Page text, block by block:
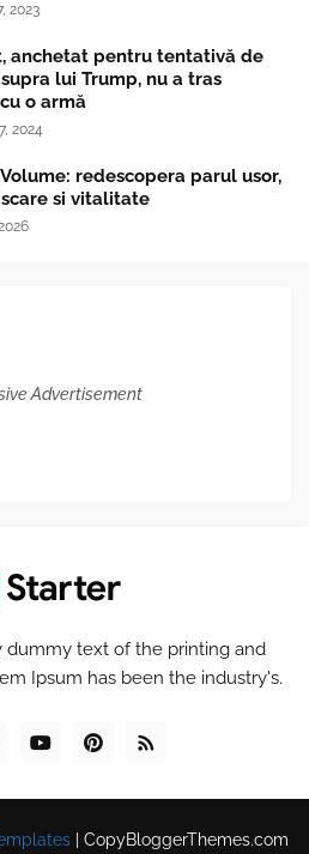
2023
anchetat pentru tentativă de
lui Trump, nu a tras
o armă
2024
Volume: redescopera parul usor,
si vitalitate
Advertisement
dummy text of the printing and
Ipsum has been the industry's.
| CopyBloggerThemes.com